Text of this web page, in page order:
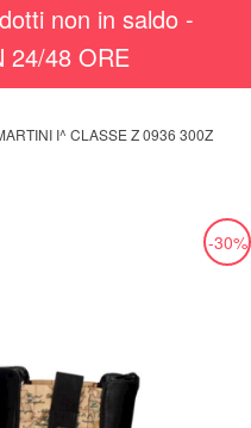
non in saldo -
24/48 ORE
I^ CLASSE Z 0936 300Z
-30%